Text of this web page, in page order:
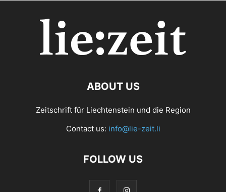
ABOUT US
Zeitschrift für Liechtenstein und die Region
Contact us: info@lie-zeit.li
FOLLOW US